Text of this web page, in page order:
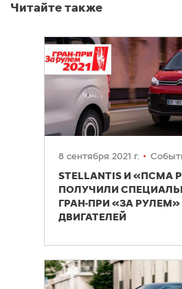
Читайте также
8 сентября 2021 г.
STELLANTIS И «ПСМА
ПОЛУЧИЛИ
ГРАН-ПРИ «ЗА
ДВИГАТЕЛЕЙ